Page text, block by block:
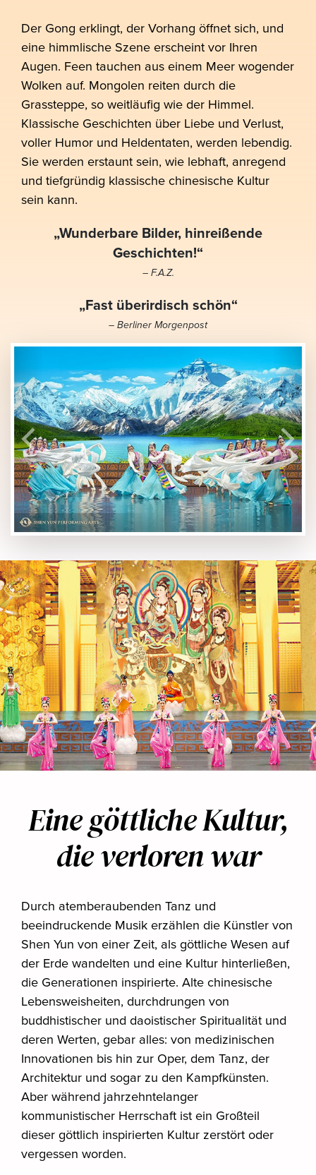
Der Gong erklingt, der Vorhang öffnet sich, und
eine himmlische Szene erscheint vor Ihren
Augen. Feen tauchen aus einem Meer wogender
Wolken auf. Mongolen reiten durch die
Grassteppe, so weitläufig wie der Himmel.
Klassische Geschichten über Liebe und Verlust,
voller Humor und Heldentaten, werden lebendig.
Sie werden erstaunt sein, wie lebhaft, anregend
und tiefgründig klassische chinesische Kultur
sein kann.
„Wunderbare Bilder, hinreißende
Geschichten!“
– F.A.Z.
„Fast überirdisch schön“
– Berliner Morgenpost
Eine göttliche Kultur,
die verloren war
Durch atemberaubenden Tanz und
beeindruckende Musik erzählen die Künstler von
Shen Yun von einer Zeit, als göttliche Wesen auf
der Erde wandelten und eine Kultur hinterließen,
die Generationen inspirierte. Alte chinesische
Lebensweisheiten, durchdrungen von
buddhistischer und daoistischer Spiritualität und
deren Werten, gebar alles: von medizinischen
Innovationen bis hin zur Oper, dem Tanz, der
Architektur und sogar zu den Kampfkünsten.
Aber während jahrzehntelanger
kommunistischer Herrschaft ist ein Großteil
dieser göttlich inspirierten Kultur zerstört oder
vergessen worden.